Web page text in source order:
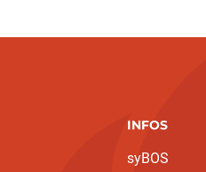
INFOS
syBOS